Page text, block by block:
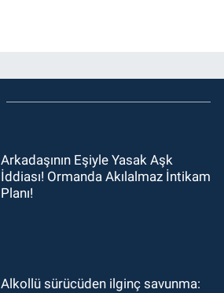
Arkadaşının Eşiyle Yasak Aşk
İddiası! Ormanda Akılalmaz İntikam
Planı!
Alkollü sürücüden ilginç savunma: